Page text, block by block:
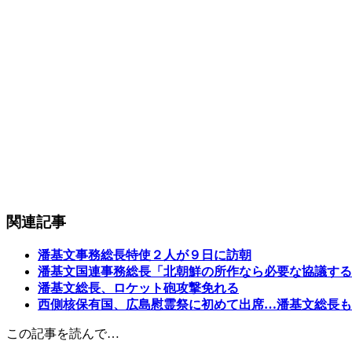
関連記事
潘基文事務総長特使２人が９日に訪朝
潘基文国連事務総長「北朝鮮の所作なら必要な協議す
潘基文総長、ロケット砲攻撃免れる
西側核保有国、広島慰霊祭に初めて出席…潘基文総長
この記事を読んで…